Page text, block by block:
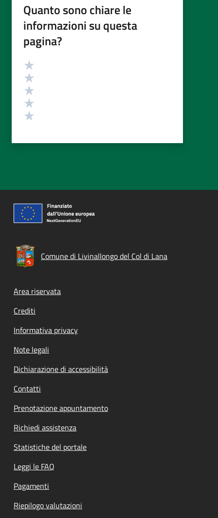
Quanto sono chiare le
informazioni su questa
pagina?
Valutazione
Comune di Livinallongo del Col di Lana
Footer menu
Area riservata
Crediti
Informativa privacy
Note legali
Dichiarazione di accessibilità
Contatti
Prenotazione appuntamento
Richiedi assistenza
Statistiche del portale
Leggi le FAQ
Pagamenti
Riepilogo valutazioni